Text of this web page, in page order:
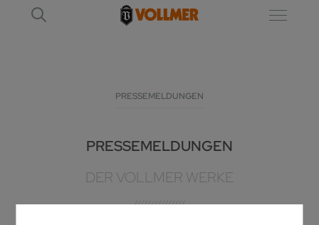
PRESSEMELDUNGEN
PRESSEMELDUNGEN
DER VOLLMER WERKE